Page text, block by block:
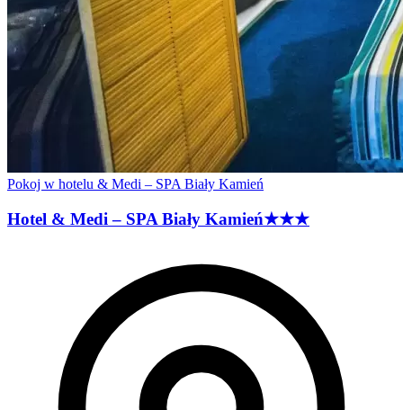
Pokoj w hotelu & Medi – SPA Biały Kamień
Hotel & Medi – SPA Biały Kamień★★★